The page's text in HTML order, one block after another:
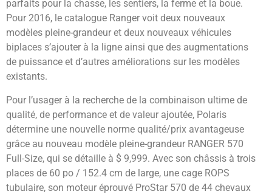
parfaits pour la chasse, les sentiers, la ferme et la boue.
Pour 2016, le catalogue Ranger voit deux nouveaux
modèles pleine-grandeur et deux nouveaux véhicules
biplaces s’ajouter à la ligne ainsi que des augmentations
de puissance et d’autres améliorations sur les modèles
existants.
Pour l’usager à la recherche de la combinaison ultime de
qualité, de performance et de valeur ajoutée, Polaris
détermine une nouvelle norme qualité/prix avantageuse
grâce au nouveau modèle pleine-grandeur RANGER 570
Full-Size, qui se détaille à $ 9,999. Avec son châssis à trois
places de 60 po / 152.4 cm de large, une cage ROPS
tubulaire, son moteur éprouvé ProStar 570 de 44 chevaux